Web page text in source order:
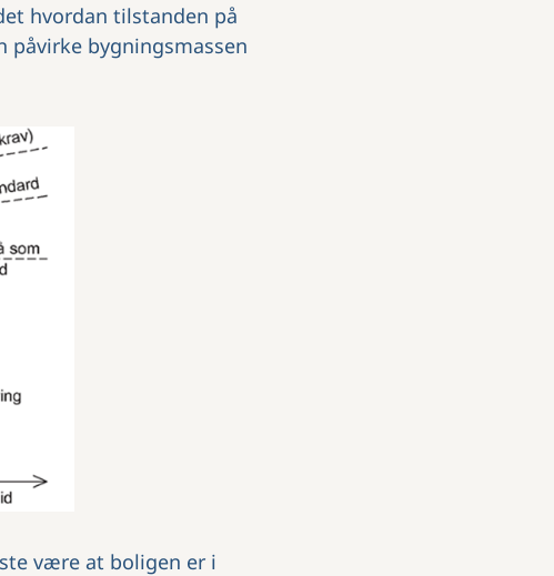
hvordan tilstanden på
påvirke bygningsmassen
være at boligen er i